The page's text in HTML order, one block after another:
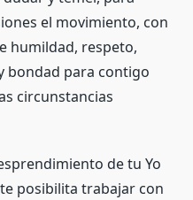
el movimiento, con
humildad, respeto,
bondad para contigo
circunstancias
de tu Yo
posibilita trabajar con